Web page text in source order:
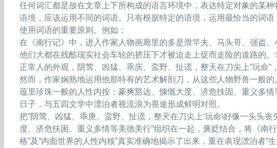
任何词汇都是放在文章上下所构成的语言环境中，表达特定对象的某
语境，应该运用不同的词语。只有根据特定的语境，运用最恰当的词
使用词语的重要原则。例如：
在《南行记》中，进入作家人物画廊里的多是滑竿夫、马头哥、强盗、
他们大都在残酷现实社会车轮的挤压下才被迫走上促而走险的道路的
正常人的外观，阴莺、凶猛、乖庆、蛮野、扯谎，整天在刀尖上”玩命”
然而，作家娴熟地运用他那特有的艺术解剖刀，从这些人物野兽一般
蕴里珍珠一般的人性内按：豪爽豁达、慷慨大度、济危扶固、重义多
日子，与五四文学中漂泊者视流浪为畏途形成鲜明对照。
把”阴莺、凶猛、乖庚、蛮野、扯谎，整天在刀尖上‘玩命\好像一头头丧
度、济危扶困、重义多情等美德美行”组织在一起，褒贬结合，将《南
格”及”内面世界的人性内核”真实准确地揭示了出来，重在表现漂泊者”